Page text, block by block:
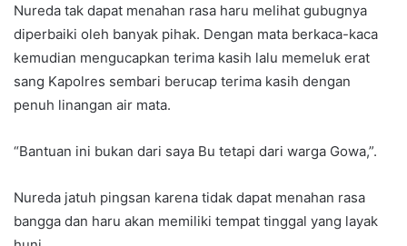
Nureda tak dapat menahan rasa haru melihat gubugnya
diperbaiki oleh banyak pihak. Dengan mata berkaca-kaca
kemudian mengucapkan terima kasih lalu memeluk erat
sang Kapolres sembari berucap terima kasih dengan
penuh linangan air mata.
“Bantuan ini bukan dari saya Bu tetapi dari warga Gowa,”.
Nureda jatuh pingsan karena tidak dapat menahan rasa
bangga dan haru akan memiliki tempat tinggal yang layak